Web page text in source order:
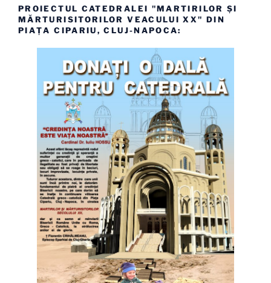
PROIECTUL CATEDRALEI "MARTIRILOR ȘI
MĂRTURISITORILOR VEACULUI XX" DIN
PIAȚA CIPARIU, CLUJ-NAPOCA: